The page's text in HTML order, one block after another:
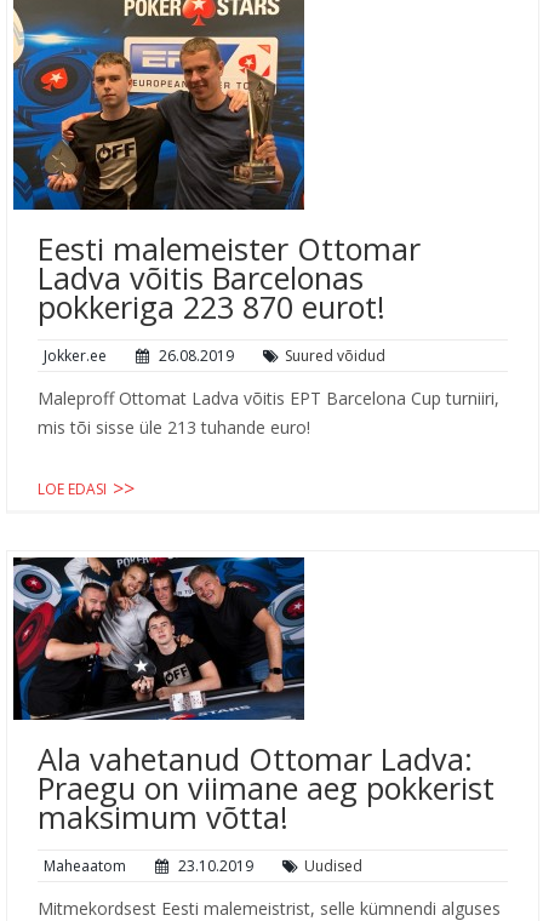
Eesti malemeister Ottomar
Ladva võitis Barcelonas
pokkeriga 223 870 eurot!
Jokker.ee 26.08.2019 Suured võidud
Maleproff Ottomat Ladva võitis EPT Barcelona Cup turniiri,
mis tõi sisse üle 213 tuhande euro!
LOE EDASI
Ala vahetanud Ottomar Ladva:
Praegu on viimane aeg pokkerist
maksimum võtta!
Maheaatom 23.10.2019 Uudised
Mitmekordsest Eesti malemeistrist, selle kümnendi alguses